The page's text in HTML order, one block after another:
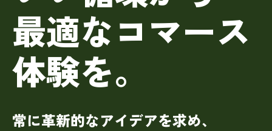
最適なコマース
体験を。
常に革新的なアイデアを求め、